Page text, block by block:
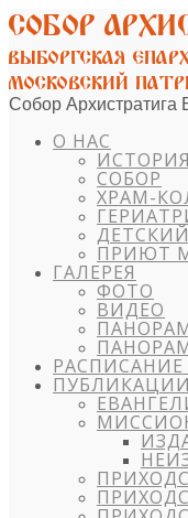
Собор Архистратига
О НАС
СОБОР
ХРАМ-
ПРИЮТ
ГАЛЕРЕЯ
ФОТО
ВИДЕО
ПУБЛИКАЦИИ